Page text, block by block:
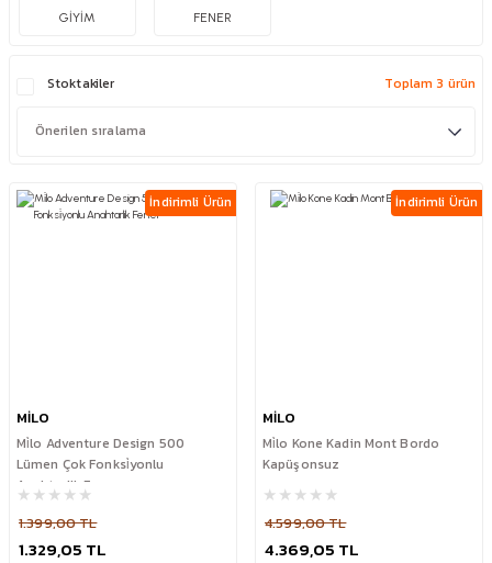
GİYİM FENER
Stoktakiler Toplam 3 ürün
İndirimli Ürün
MİLO
Mi̇lo Adventure Design 500
Lümen Çok Fonksi̇yonlu
Anahtarlik Fener
1.399,00 TL
1.329,05 TL
İndirimli Ürün
MİLO
Mi̇lo Kone Kadin Mont Bordo
Kapüşonsuz
4.599,00 TL
4.369,05 TL